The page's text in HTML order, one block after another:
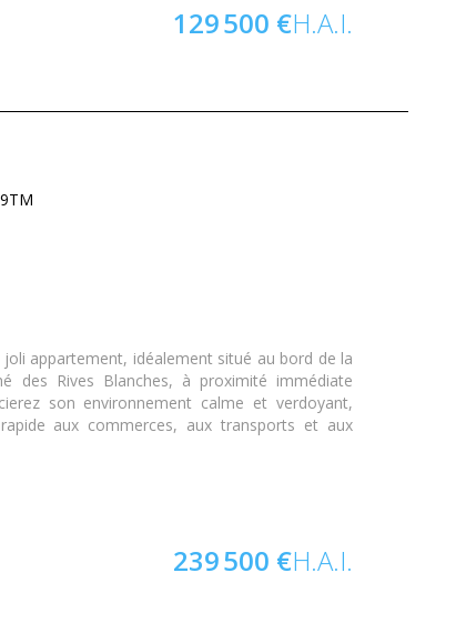
129 500 €H.A.I.
appartement, idéalement situé au bord de la
des Rives Blanches, à proximité immédiate
son environnement calme et verdoyant,
aux commerces, aux transports et aux
239 500 €H.A.I.